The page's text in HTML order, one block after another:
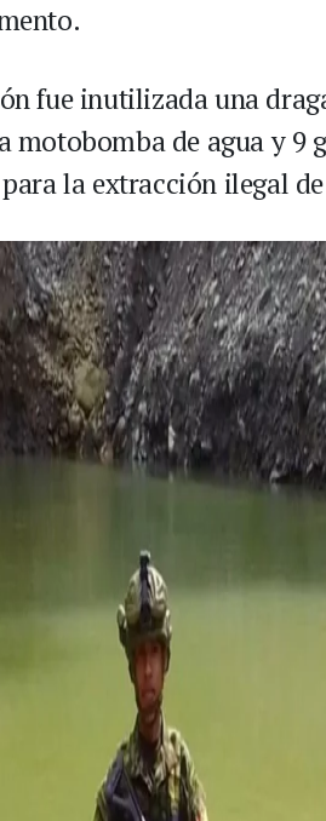
fue inutilizada una
motobomba de agua y 9
la extracción ilegal